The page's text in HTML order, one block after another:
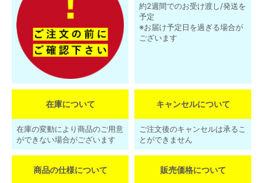
約2週間でのお受け渡し/発送を
予定
※お届け予定日を過ぎる場合が
ございます
在庫について
在庫の変動により商品のご用意
ができない場合がございます
キャンセルについて
ご注文後のキャンセルは承るこ
とができません
商品の仕様について 販売価格について